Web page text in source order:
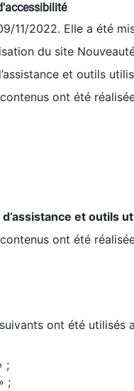
11/2022. Elle a été
du site
et outils
ont été
et outils
ont été
ont été utilisés
;
;